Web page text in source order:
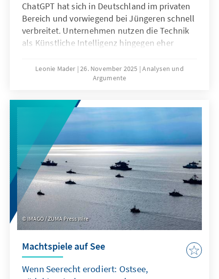
ChatGPT hat sich in Deutschland im privaten
Bereich und vorwiegend bei Jüngeren schnell
verbreitet. Unternehmen nutzen die Technik
als Künstliche Intelligenz hingegen eher
hierfür sind nicht nur technische
Eigenschaften von ChatGPT, sondern auch
oder die Spezifikation. Für Europa geht es
deshalb nicht darum, ChatGPT mit
Verzögerung nachzubauen. Vielmehr gilt es
eigene Modelle zu entwickeln oder
außereuropäische so anzupassen, dass sie als
Produkte besser zu den institutionalisierten
Strukturen passen.
Leonie Mader 26. November 2025 Analysen und
Argumente
IMAGO / ZUMA Press Wire
Machtspiele auf See
Wenn Seerecht erodiert: Ostsee,